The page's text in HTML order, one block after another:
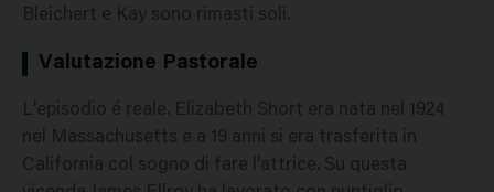
Bleichert e Kay sono rimasti soli.
Valutazione Pastorale
L'episodio é reale. Elizabeth Short era nata nel 1924
nel Massachusetts e a 19 anni si era trasferita in
California col sogno di fare l'attrice. Su questa